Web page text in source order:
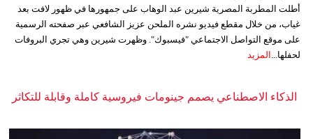
أطلت المطربة المصرية شيرين عبد الوهاب على جمهورها في ظهور لافت بعد
غياب، من خلال مقطع فيديو نشره الملحن عزيز الشافعي عبر صفحته الرسمية
على موقع التواصل الاجتماعي "فيسبوك". وظهرت شيرين وهي تجري البروفات
لحفلها...
المزيد
الذكاء الاصطناعي يصمم جينومات فيروسية كاملة وقابلة للتكاثر